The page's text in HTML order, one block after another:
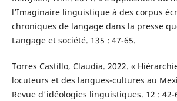
l’Imaginaire linguistique à des corpus
chroniques de langage dans la presse
Langage et société. 135 : 47-65.
Torres Castillo, Claudia. 2022. «
locuteurs et des langues-cultures au
Revue d'idéologies linguistiques. 12 : 42-